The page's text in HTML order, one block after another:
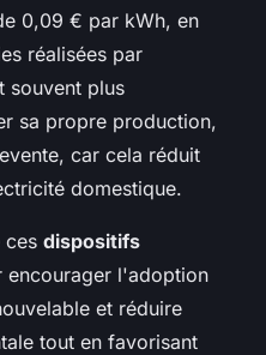
0,09 € par kWh, en
réalisées par
souvent plus
sa propre production,
car cela réduit
domestique.
ces dispositifs
encourager l'adoption
et réduire
tout en favorisant